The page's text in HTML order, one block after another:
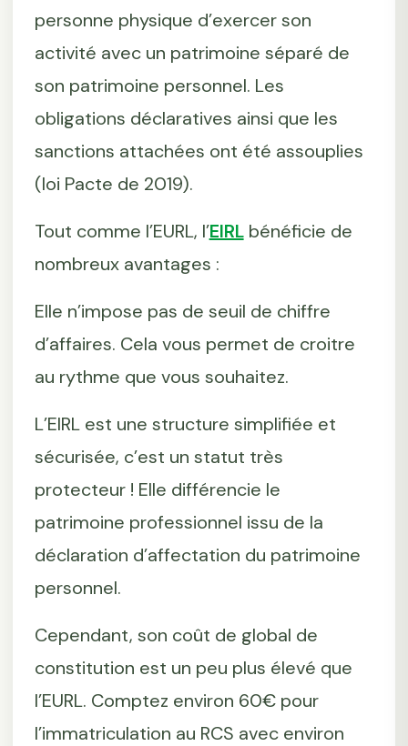
personne physique d’exercer son
activité avec un patrimoine séparé de
son patrimoine personnel. Les
obligations déclaratives ainsi que les
sanctions attachées ont été assouplies
(loi Pacte de 2019).
Tout comme l’EURL, l’EIRLbénéficie de
nombreux avantages :
Elle n’impose pas de seuil de chiffre
d’affaires. Cela vous permet de croitre
au rythme que vous souhaitez.
L’EIRL est une structure simplifiée et
sécurisée, c’est un statut très
protecteur ! Elle différencie le
patrimoine professionnel issu de la
déclaration d’affectation du patrimoine
personnel.
Cependant, son coût de global de
constitution est un peu plus élevé que
l’EURL. Comptez environ 60€ pour
l’immatriculation au RCS avec environ